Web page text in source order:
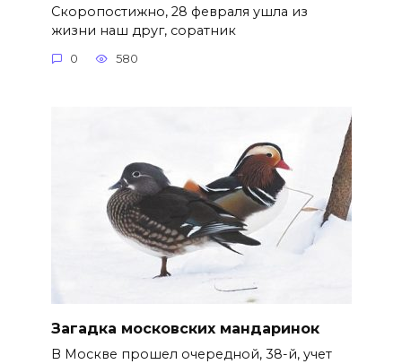
Скоропостижно, 28 февраля ушла из
жизни наш друг, соратник
0 580
Загадка московских мандаринок
В Москве прошел очередной, 38-й, учет